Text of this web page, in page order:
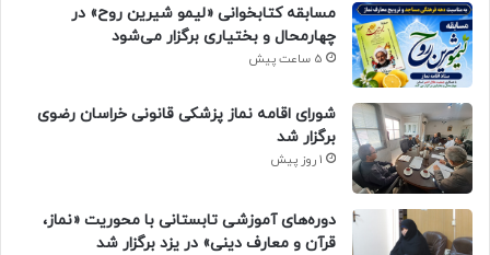
مسابقه کتابخوانی «لیمو شیرین روح» در
چهارمحال و بختیاری برگزار می‌شود
5 ساعت پیش
شورای اقامه نماز پزشکی قانونی خراسان رضوی
برگزار شد
1 روز پیش
دوره‌های آموزشی تابستانی با محوریت «نماز،
قرآن و معارف دینی» در یزد برگزار شد